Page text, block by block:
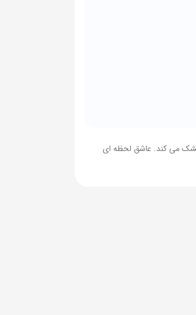
می کند. عاشق لحظه ای